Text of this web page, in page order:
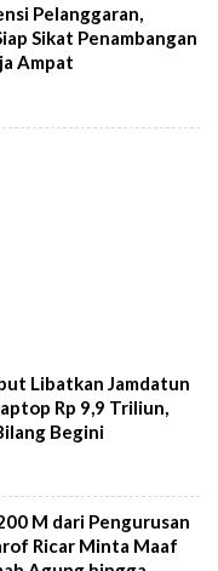
Pelanggaran,
Sikat Penambangan
Ampat
Libatkan Jamdatun
Rp 9,9 Triliun,
Begini
M dari Pengurusan
Ricar Minta Maaf